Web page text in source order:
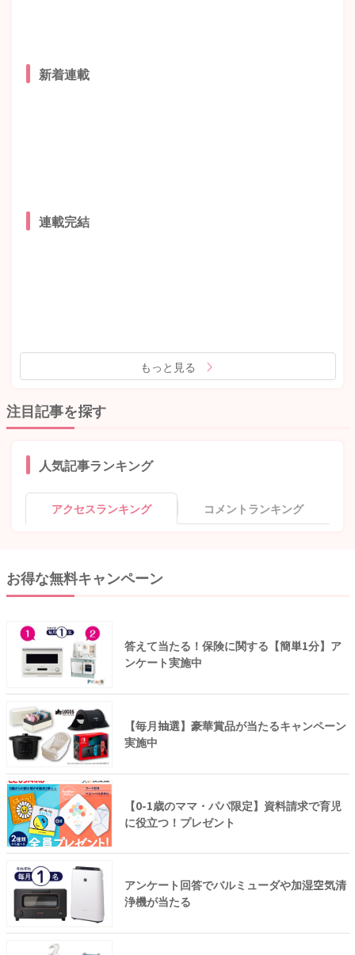
新着連載
連載完結
もっと見る
注目記事を探す
人気記事ランキング
アクセスランキング コメントランキング
お得な無料キャンペーン
答えて当たる！保険に関する【簡単1分】ア
ンケート実施中
【毎月抽選】豪華賞品が当たるキャンペーン
実施中
【0-1歳のママ・パパ限定】資料請求で育児
に役立つ！プレゼント
アンケート回答でバルミューダや加湿空気清
浄機が当たる